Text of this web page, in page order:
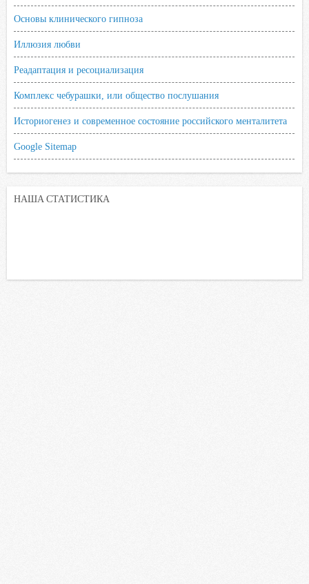
Основы клинического гипноза
Иллюзия любви
Реадаптация и ресоциализация
Комплекс чебурашки, или общество послушания
Историогенез и современное состояние российского менталитета
Google Sitemap
НАША СТАТИСТИКА